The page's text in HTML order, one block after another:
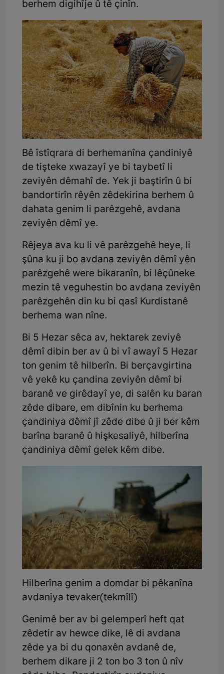
berhem digihîje û tê çinîn.
Bê îstîqrara di berhemanîna çandiniyê
de tişteke xwazayî ye bi taybetî li
zeviyên dêmahî de. Yek ji baştirîn û bi
bandortirîn rêyên zêdekirina berhem û
dahata genim li parêzgehê, avdana
zeviyên dêmî ye.
Rêjeya ava ku li vê parêzgehê heye, li
şûna ku ji bo avdana zeviyên dêmî yên
parêzgehê were bikaranîn, bi lêçûneke
mezin tê veguhestin bo avdana zeviyên
parêzgehên din ku bi qasî Kurdistanê
berhema wan nîne.
Bi 5 Hezar sêca av, hektarek zeviyê
dêmî dibin ber av û bi vî awayî 5 Hezar
ton genim tê hilberîn. Bi berçavgirtina
vê yekê ku çandina zeviyên dêmî bi
baranê ve girêdayî ye, di salên ku baran
zêde dibare, em dibînin ku berhema
çandiniya dêmî jî zêde dibe û ji ber kêm
barîna baranê û hişkesaliyê, hilberîna
çandiniya dêmî gelek kêm dibe.
Hilberîna genim a domdar bi pêkanîna
avdaniya tevaker(tekmîlî)
Genimê ber av bi gelemperî heft qat
zêdetir av hewce dike, lê di avdana
zêde ya bi du qonaxên avdanê de,
berhem dikare ji 2 ton bo 3 ton û nîv